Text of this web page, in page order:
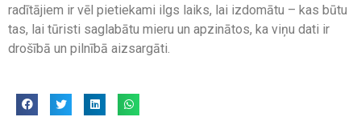
radītājiem ir vēl pietiekami ilgs laiks, lai izdomātu – kas būtu
tas, lai tūristi saglabātu mieru un apzinātos, ka viņu dati ir
drošībā un pilnībā aizsargāti.